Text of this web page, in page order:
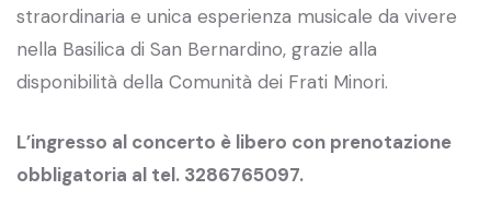
straordinaria e unica esperienza musicale da vivere
nella Basilica di San Bernardino, grazie alla
disponibilità della Comunità dei Frati Minori.
L’ingresso al concerto è libero con prenotazione
obbligatoria al tel. 3286765097.